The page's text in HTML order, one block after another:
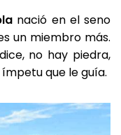
nació en el seno
un miembro más.
no hay piedra,
que le guía.